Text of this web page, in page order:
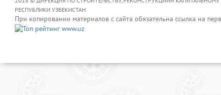
РЕСПУБЛИКИ УЗБЕКИСТАН
При копировании материалов с сайта обязательна ссылка на